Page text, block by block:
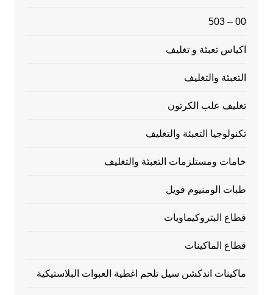
00 – 503
اكياس تعبئة و تغليف
التعبئة والتغليف
تغليف علب الكرتون
تكنولوجيا التعبئة والتغليف
خامات ومستلزمات التعبئة والتغليف
طبات الومنيوم فويل
قطاع البتروكيماويات
قطاع الماكينات
ماكينات اندكشن سيل تلحم اغطية العبوات البلاستيكية